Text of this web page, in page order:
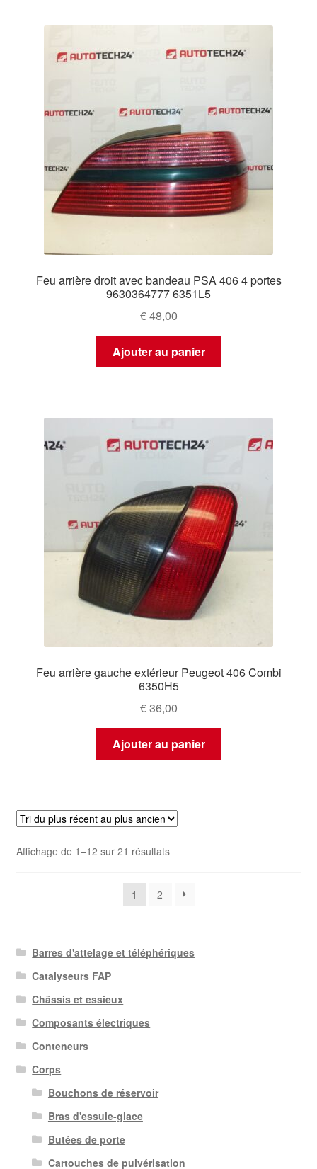
Feu arrière droit avec bandeau PSA 406 4 portes
9630364777 6351L5
€48,00
Ajouter au panier
Feu arrière gauche extérieur Peugeot 406 Combi
6350H5
€36,00
Ajouter au panier
Affichage de 1–12 sur 21 résultatsTrié
récent
1 2
Barres d'attelage et téléphériques
Catalyseurs FAP
Châssis et essieux
Composants électriques
Conteneurs
Corps
Bouchons de réservoir
Bras d'essuie-glace
Butées de porte
Cartouches de pulvérisation